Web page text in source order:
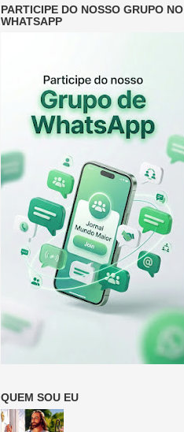
PARTICIPE DO NOSSO GRUPO NO
WHATSAPP
QUEM SOU EU